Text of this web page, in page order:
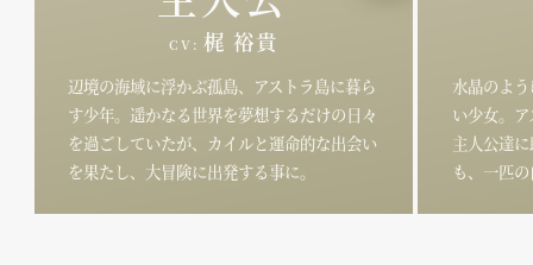
CV: 梶 裕貴
辺境の海域に浮かぶ孤島、アストラ島に暮ら
す少年。遥かなる世界を夢想するだけの日々
を過ごしていたが、カイルと運命的な出会い
を果たし、大冒険に出発する事に。
水晶のよ
い少女。
主人公達
も、一匹